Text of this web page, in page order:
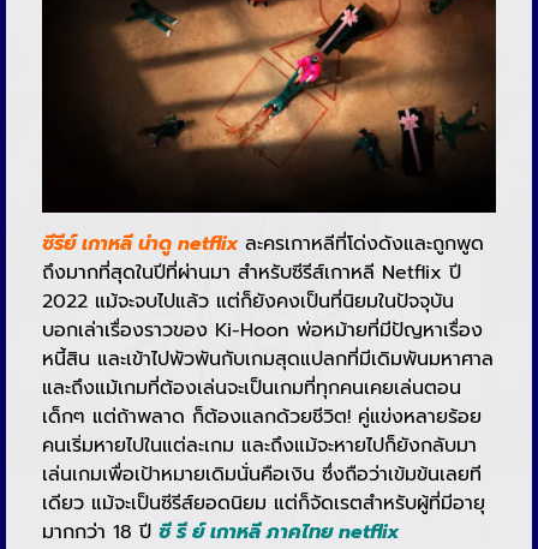
ซีรีย์ เกาหลี น่าดู netflix ละครเกาหลีที่โด่งดังและถูกพูด
ถึงมากที่สุดในปีที่ผ่านมา สำหรับซีรีส์เกาหลี Netflix ปี
2022 แม้จะจบไปแล้ว แต่ก็ยังคงเป็นที่นิยมในปัจจุบัน
บอกเล่าเรื่องราวของ Ki-Hoon พ่อหม้ายที่มีปัญหาเรื่อง
หนี้สิน และเข้าไปพัวพันกับเกมสุดแปลกที่มีเดิมพันมหาศาล
และถึงแม้เกมที่ต้องเล่นจะเป็นเกมที่ทุกคนเคยเล่นตอน
เด็กๆ แต่ถ้าพลาด ก็ต้องแลกด้วยชีวิต! คู่แข่งหลายร้อย
คนเริ่มหายไปในแต่ละเกม และถึงแม้จะหายไปก็ยังกลับมา
เล่นเกมเพื่อเป้าหมายเดิมนั่นคือเงิน ซึ่งถือว่าเข้มข้นเลยที
เดียว แม้จะเป็นซีรีส์ยอดนิยม แต่ก็จัดเรตสำหรับผู้ที่มีอายุ
มากกว่า 18 ปี ซี รี ย์ เกาหลี ภาคไทย netflix